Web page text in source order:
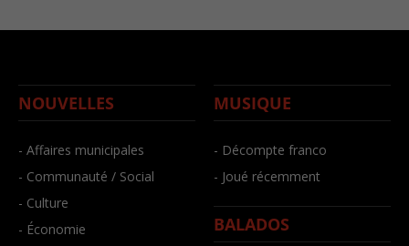
NOUVELLES
- Affaires municipales
- Communauté / Social
- Culture
- Économie
MUSIQUE
- Décompte franco
- Joué récemment
BALADOS